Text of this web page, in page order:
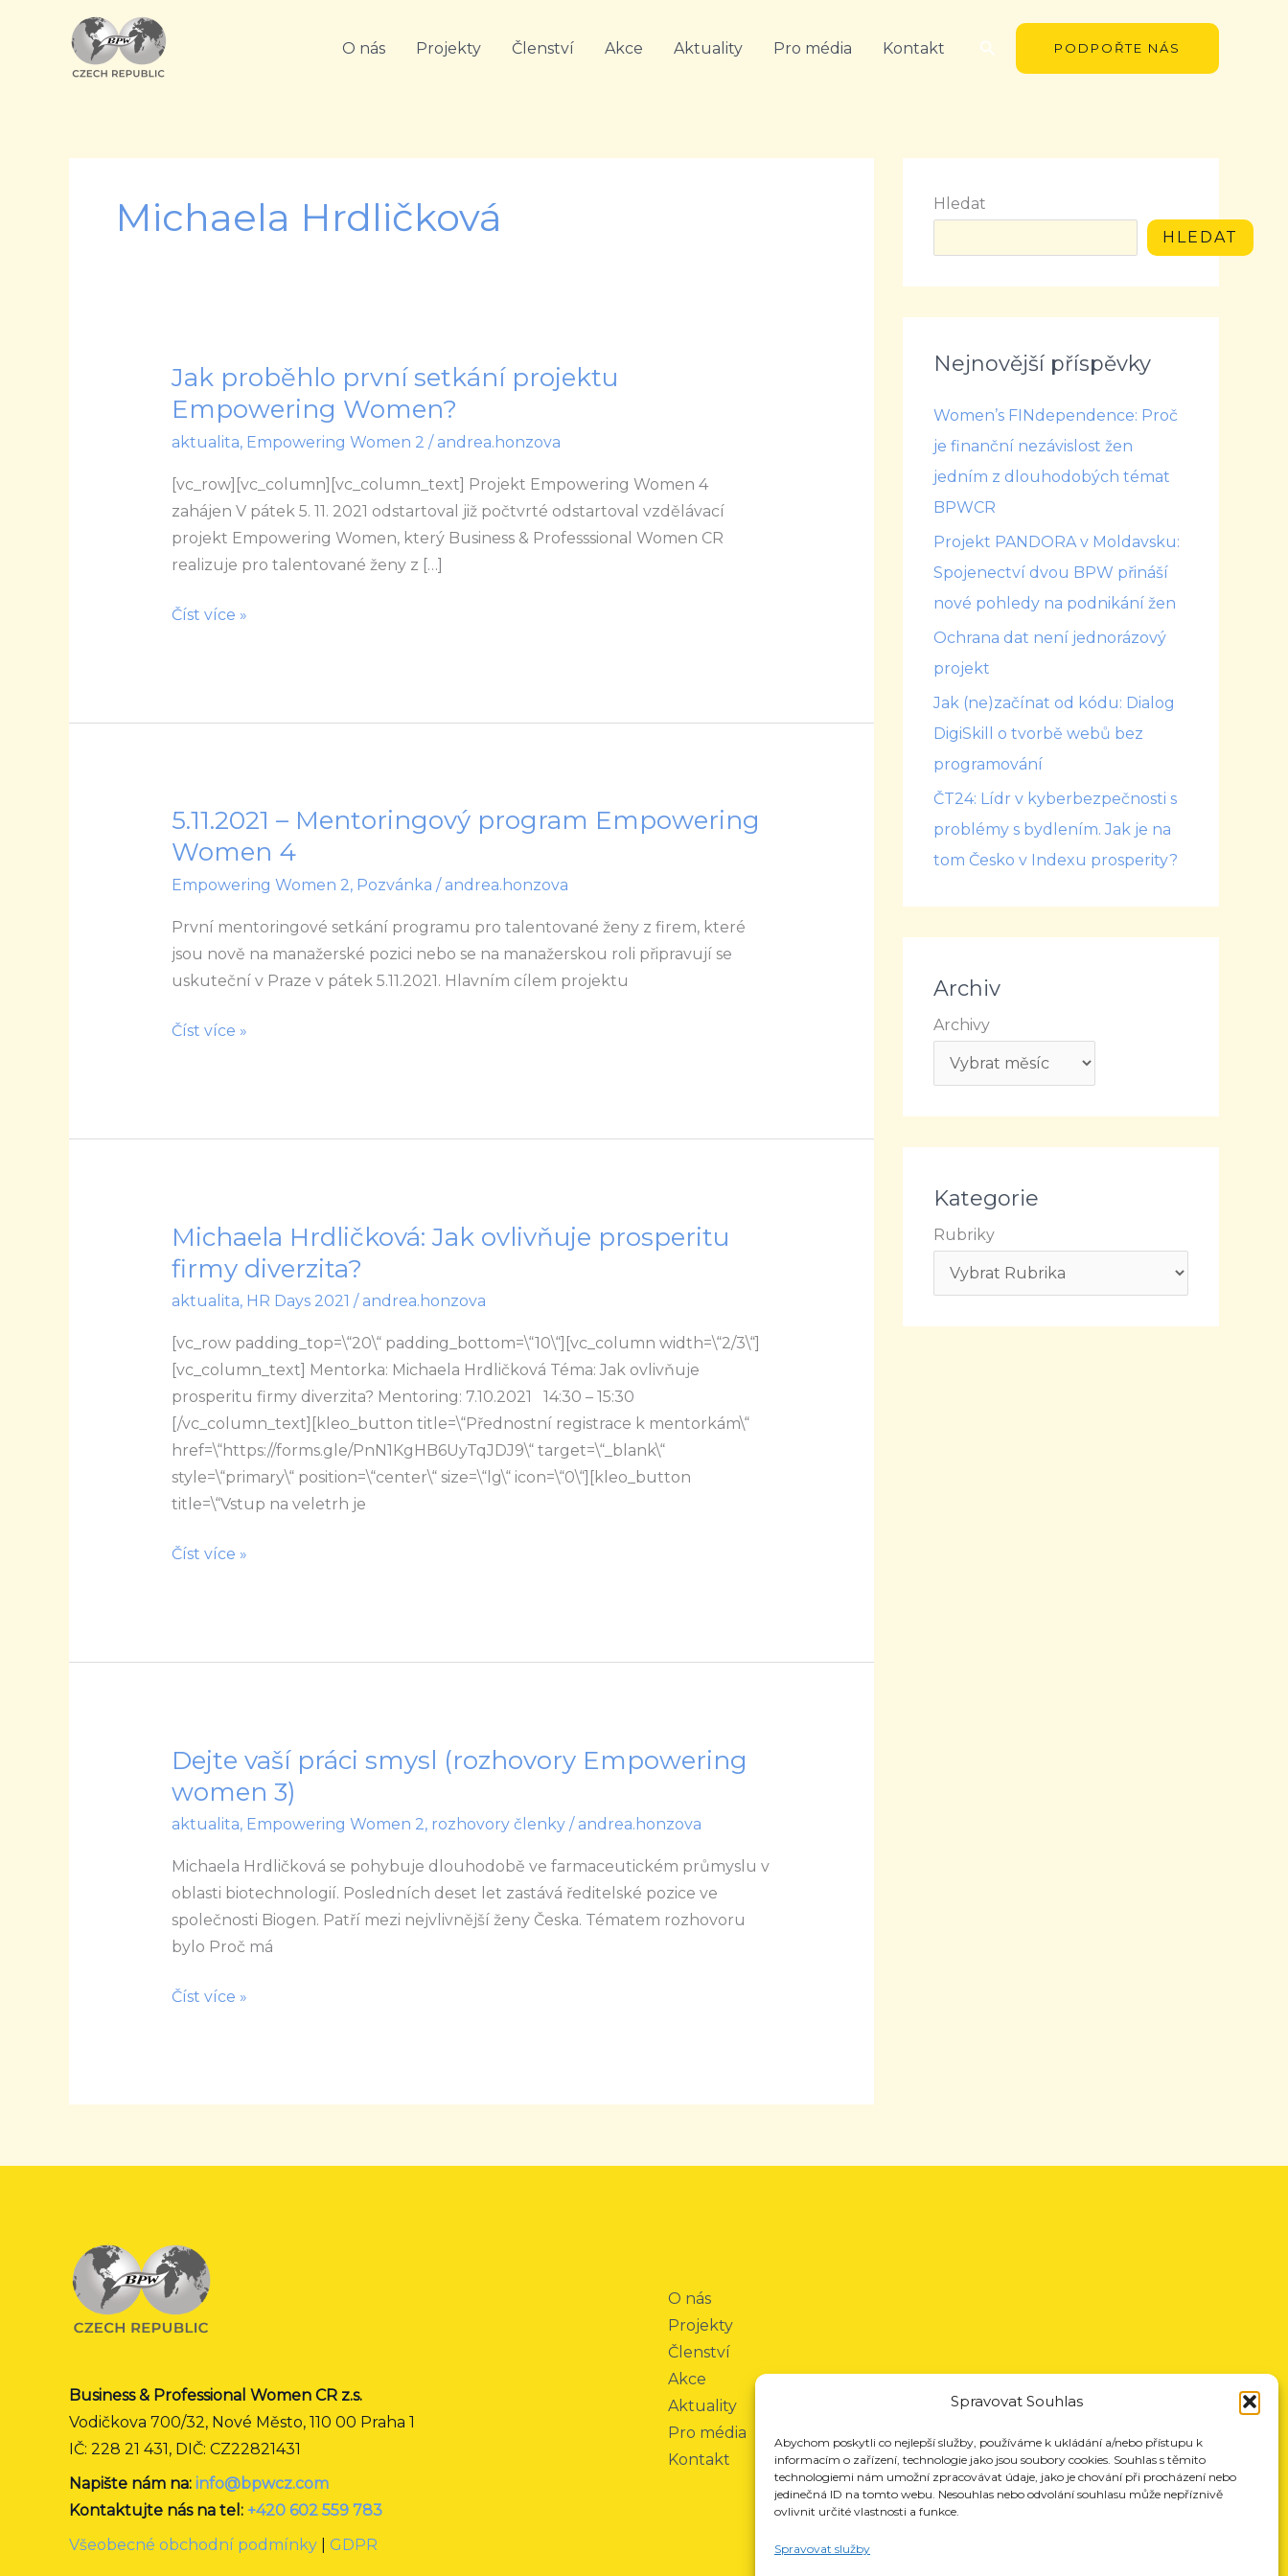
Spravovat Souhlas
Abychom poskytli co nejlepší služby, používáme k ukládání a/nebo přístupu k
informacím o zařízení, technologie jako jsou soubory cookies. Souhlas s těmito
technologiemi nám umožní zpracovávat údaje, jako je chování při procházení nebo
jedinečná ID na tomto webu. Nesouhlas nebo odvolání souhlasu může nepříznivě
ovlivnit určité vlastnosti a funkce.
Spravovat služby
O nás Projekty Členství Akce Aktuality Pro média Kontakt Hledat PODPOŘTE NÁS
Michaela Hrdličková
Jak proběhlo první setkání projektu
Empowering Women?
aktualita, Empowering Women 2 / andrea.honzova
[vc_row][vc_column][vc_column_text] Projekt Empowering Women 4
zahájen V pátek 5. 11. 2021 odstartoval již počtvrté odstartoval vzdělávací
projekt Empowering Women, který Business & Professsional Women CR
realizuje pro talentované ženy z […]
Jak
proběhlo
projektu
Empowering
Women?
Číst více »
5.11.2021 – Mentoringový program Empowering
Women 4
Empowering Women 2, Pozvánka / andrea.honzova
První mentoringové setkání programu pro talentované ženy z firem, které
jsou nově na manažerské pozici nebo se na manažerskou roli připravují se
uskuteční v Praze v pátek 5.11.2021. Hlavním cílem projektu
5.11.2021
–
program
Empowering
Women
4
Číst více »
Michaela Hrdličková: Jak ovlivňuje prosperitu
firmy diverzita?
aktualita, HR Days 2021 / andrea.honzova
[vc_row padding_top=\“20\“ padding_bottom=\“10\“][vc_column width=\“2/3\“]
[vc_column_text] Mentorka: Michaela Hrdličková Téma: Jak ovlivňuje
prosperitu firmy diverzita? Mentoring: 7.10.2021 14:30 – 15:30
[/vc_column_text][kleo_button title=\“Přednostní registrace k mentorkám\“
href=\“https://forms.gle/PnN1KgHB6UyTqJDJ9\“ target=\“_blank\“
style=\“primary\“ position=\“center\“ size=\“lg\“ icon=\“0\“][kleo_button
title=\“Vstup na veletrh je
Michaela
Hrdličková:
prosperitu
firmy
diverzita?
Číst více »
Dejte vaší práci smysl (rozhovory Empowering
women 3)
aktualita, Empowering Women 2, rozhovory členky/ andrea.honzova
Michaela Hrdličková se pohybuje dlouhodobě ve farmaceutickém průmyslu v
oblasti biotechnologií. Posledních deset let zastává ředitelské pozice ve
společnosti Biogen. Patří mezi nejvlivnější ženy Česka. Tématem rozhovoru
bylo Proč má
Dejte
vaší
(rozhovory
Empowering
women
3)
Číst více »
Hledat
HLEDAT
Nejnovější příspěvky
Women’s FINdependence: Proč
je finanční nezávislost žen
jedním z dlouhodobých témat
BPWCR
Projekt PANDORA v Moldavsku:
Spojenectví dvou BPW přináší
nové pohledy na podnikání žen
Ochrana dat není jednorázový
projekt
Jak (ne)začínat od kódu: Dialog
DigiSkill o tvorbě webů bez
programování
ČT24: Lídr v kyberbezpečnosti s
problémy s bydlením. Jak je na
tom Česko v Indexu prosperity?
Archiv
Archivy
Kategorie
Rubriky
Business & Professional Women CR z.s.
Vodičkova 700/32, Nové Město, 110 00 Praha 1
IČ: 228 21 431, DIČ: CZ22821431
Napište nám na: info@bpwcz.com
Kontaktujte nás na tel: +420 602 559 783
Všeobecné obchodní podmínky
GDPR
O nás
Projekty
Členství
Akce
Aktuality
Pro média
Kontakt